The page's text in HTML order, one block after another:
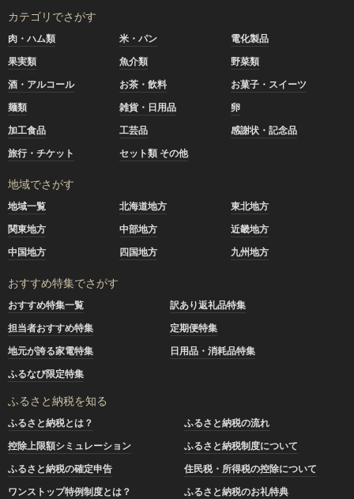
カテゴリでさがす
肉・ハム類 米・パン
電化製品
果実類
魚介類
野菜類
酒・アルコール
お茶・飲料
お菓子・スイーツ
麺類
雑貨・日用品
卵
加工食品
工芸品
感謝状・記念品
旅行・チケット
セット類 その他
地域でさがす
地域一覧 北海道地方
東北地方
関東地方
中部地方
近畿地方
中国地方
四国地方 九州地方
おすすめ特集でさがす
おすすめ特集一覧
訳あり返礼品特集
担当者おすすめ特集
定期便特集
地元が誇る家電特集
日用品・消耗品特集
ふるなび限定特集
ふるさと納税を知る
ふるさと納税とは？
ふるさと納税の流れ
控除上限額シミュレーション
ふるさと納税制度について
ふるさと納税の確定申告
住民税・所得税の控除について
ワンストップ特例制度とは？
ふるさと納税のお礼特典